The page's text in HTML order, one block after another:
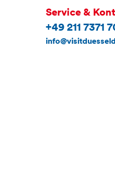
Service &
+49 211 7371